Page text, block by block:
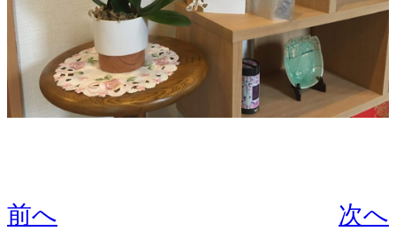
前へ 次へ